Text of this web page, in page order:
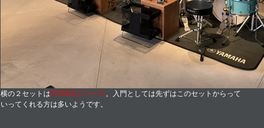
横の２セットは DTX402シリーズ。入門としては先ずはこのセットからって
いってくれる方は多いようです。